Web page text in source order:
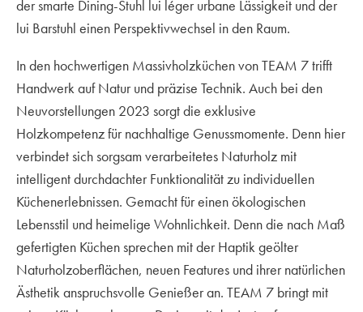
der smarte Dining-Stuhl lui léger urbane Lässigkeit und der
lui Barstuhl einen Perspektivwechsel in den Raum.
In den hochwertigen Massivholzküchen von TEAM 7 trifft
Handwerk auf Natur und präzise Technik. Auch bei den
Neuvorstellungen 2023 sorgt die exklusive
Holzkompetenz für nachhaltige Genussmomente. Denn hier
verbindet sich sorgsam verarbeitetes Naturholz mit
intelligent durchdachter Funktionalität zu individuellen
Küchenerlebnissen. Gemacht für einen ökologischen
Lebensstil und heimelige Wohnlichkeit. Denn die nach Maß
gefertigten Küchen sprechen mit der Haptik geölter
Naturholzoberflächen, neuen Features und ihrer natürlichen
Ästhetik anspruchsvolle Genießer an. TEAM 7 bringt mit